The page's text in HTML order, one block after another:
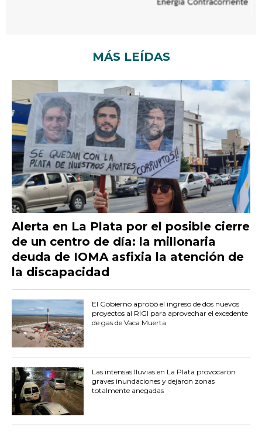
MÁS LEÍDAS
Alerta en La Plata por el posible cierre
de un centro de día: la millonaria
deuda de IOMA asfixia la atención de
la discapacidad
El Gobierno aprobó el ingreso de dos nuevos
proyectos al RIGI para aprovechar el excedente
de gas de Vaca Muerta
Las intensas lluvias en La Plata provocaron
graves inundaciones y dejaron zonas
totalmente anegadas